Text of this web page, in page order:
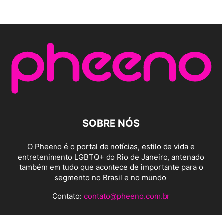
SOBRE NÓS
O Pheeno é o portal de notícias, estilo de vida e
entretenimento LGBTQ+ do Rio de Janeiro, antenado
também em tudo que acontece de importante para o
segmento no Brasil e no mundo!
Contato: contato@pheeno.com.br